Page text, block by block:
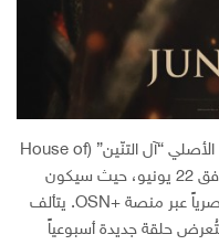
ينطلق الموسم الثالث من مسلسل الدراما الأصلي “آل التنّين” (House of
the Dragon) من HBO يوم الإثنين الموافق 22 يونيو، حيث سيكون
متاحاً للمشاهدة في جميع أنحاء المنطقة حصرياً عبر منصة +OSN. يتألف
حلقة جديدة أسبوعياً